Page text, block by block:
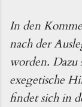
In den
nach der
worden.
exegetische
findet sich in